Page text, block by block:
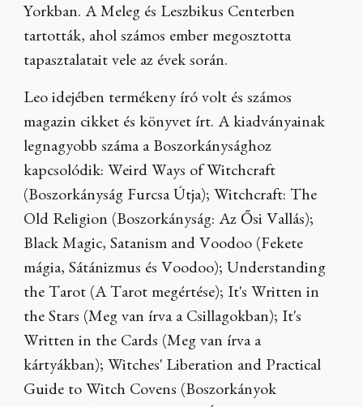
Yorkban. A Meleg és Leszbikus Centerben
tartották, ahol számos ember megosztotta
tapasztalatait vele az évek során.
Leo idejében termékeny író volt és számos
magazin cikket és könyvet írt. A kiadványainak
legnagyobb száma a Boszorkánysághoz
kapcsolódik: Weird Ways of Witchcraft
(Boszorkányság Furcsa Útja); Witchcraft: The
Old Religion (Boszorkányság: Az Ősi Vallás);
Black Magic, Satanism and Voodoo (Fekete
mágia, Sátánizmus és Voodoo); Understanding
the Tarot (A Tarot megértése); It's Written in
the Stars (Meg van írva a Csillagokban); It's
Written in the Cards (Meg van írva a
kártyákban); Witches' Liberation and Practical
Guide to Witch Covens (Boszorkányok